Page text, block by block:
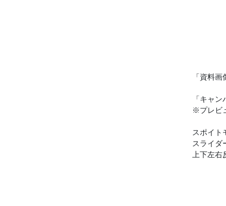
「資料
「キャ
※プレビ
スポイト
スライダ
上下左